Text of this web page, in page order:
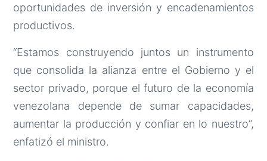
oportunidades de inversión y encadenamientos
productivos.
“Estamos construyendo juntos un instrumento
que consolida la alianza entre el Gobierno y el
sector privado, porque el futuro de la economía
venezolana depende de sumar capacidades,
aumentar la producción y confiar en lo nuestro”,
enfatizó el ministro.